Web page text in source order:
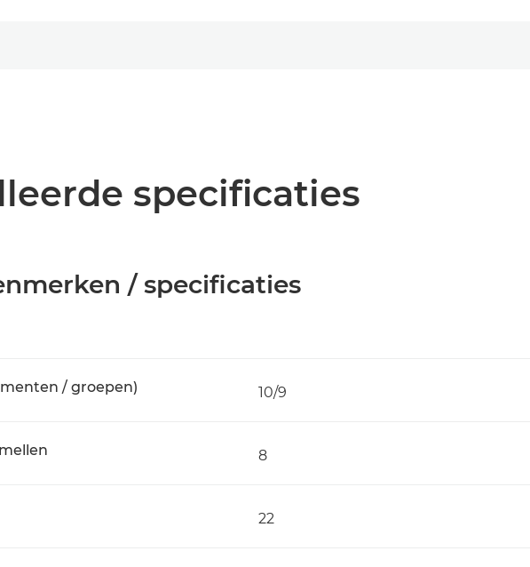
specificaties
/ specificaties
/ groepen) 10/9
8
22